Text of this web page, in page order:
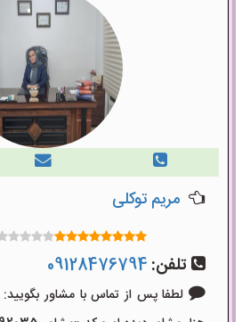
مریم توکلی
تلفن: 09128476794
لطفا پس از تماس با مشاور